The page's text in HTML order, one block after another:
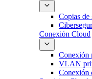
Copias de
Conexión Cloud
Conexión
VLAN
Conexión